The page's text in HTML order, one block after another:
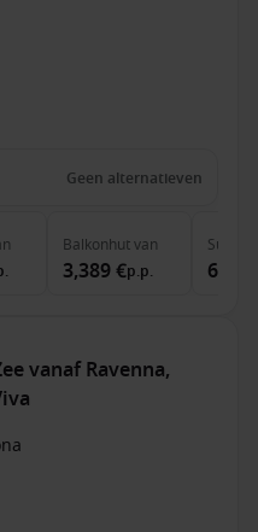
Geen alternatieven
Balkonhutvan
3,389 €p.p.
Suite
vanaf Ravenna,